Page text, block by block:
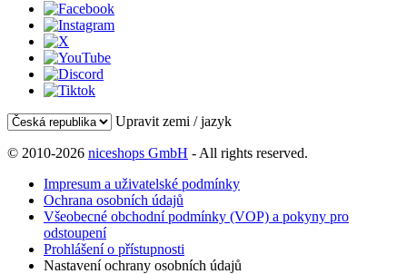
Upravit zemi / jazyk
© 2010-2026 niceshops GmbH - All rights reserved.
Impresum a uživatelské podmínky
Ochrana osobních údajů
Všeobecné obchodní podmínky (VOP) a pokyny pro
odstoupení
Prohlášení o přístupnosti
Nastavení ochrany osobních údajů